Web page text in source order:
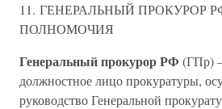
11. ГЕНЕРАЛЬНЫЙ ПРОКУРОР
ПОЛНОМОЧИЯ
Генеральный прокурор РФ (ГПр)
должностное лицо прокуратуры,
руководство Генеральной